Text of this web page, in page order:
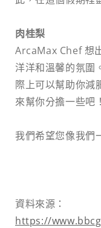
肉桂梨
ArcaMax Chef 想
洋洋和溫馨的氛圍
際上可以幫助你減
來幫你分擔一些吧！
我們希望您像我們
資料來源：
https://